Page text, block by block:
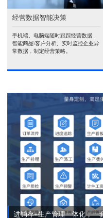
经营数据智能决策
手机端、电脑端随时跟踪经营数据，
智能商品\客户分析、实时监控企业异
常数据，制定经营策略。
进销存+生产管理一体化，一